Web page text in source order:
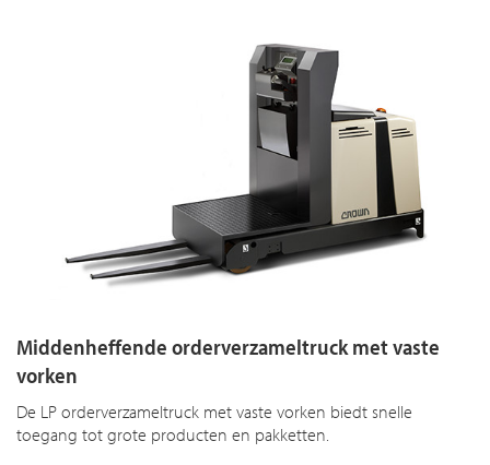
Middenheffende orderverzameltruck met vaste
vorken
De LP orderverzameltruck met vaste vorken biedt snelle
toegang tot grote producten en pakketten.